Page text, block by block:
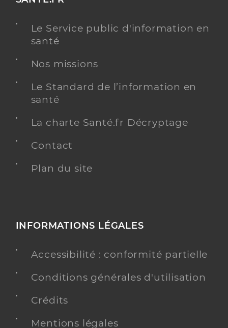
Le Service public d'information en
santé
Nos missions
Le Standard de l’information en
santé
La charte Santé.fr Décryptage
Contact
Plan du site
INFORMATIONS LÉGALES
Accessibilité : conformité partielle
Conditions générales d'utilisation
Crédits
Mentions légales